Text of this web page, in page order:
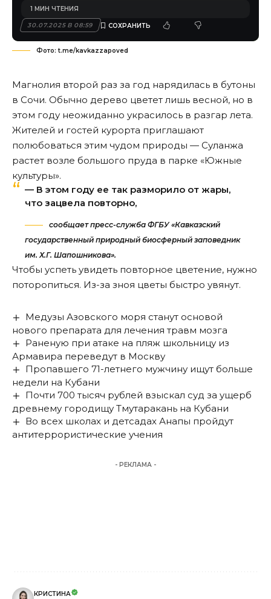
30.07.2025 В 08:59
1 МИН ЧТЕНИЯ
Фото: t.me/kavkazzapoved
Магнолия второй раз за год нарядилась в бутоны
в Сочи. Обычно дерево цветет лишь весной, но в
этом году неожиданно украсилось в разгар лета.
Жителей и гостей курорта приглашают
полюбоваться этим чудом природы — Суланжа
растет возле большого пруда в парке «Южные
культуры».
— В этом году ее так разморило от жары,
что зацвела повторно,
сообщает пресс-служба ФГБУ «Кавказский
государственный природный биосферный заповедник
им. Х.Г. Шапошникова».
Чтобы успеть увидеть повторное цветение, нужно
поторопиться. Из-за зноя цветы быстро увянут.
Медузы Азовского моря станут основой
нового препарата для лечения травм мозга
Раненую при атаке на пляж школьницу из
Армавира переведут в Москву
Пропавшего 71-летнего мужчину ищут больше
недели на Кубани
Почти 700 тысяч рублей взыскал суд за ущерб
древнему городищу Тмутаракань на Кубани
Во всех школах и детсадах Анапы пройдут
антитеррористические учения
- РЕКЛАМА -
КРИСТИНА